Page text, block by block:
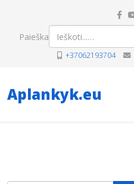
Paieška
+37062193704
Aplankyk.eu